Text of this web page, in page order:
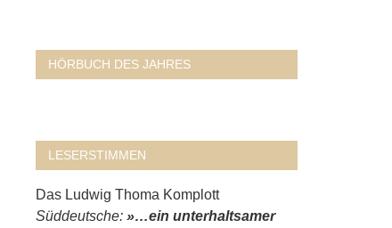
HÖRBUCH DES JAHRES
LESERSTIMMEN
Das Ludwig Thoma Komplott
Süddeutsche: »…ein unterhaltsamer